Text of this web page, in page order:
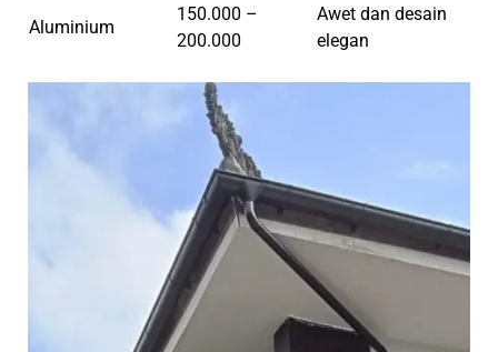
Aluminium
150.000 –
200.000
Awet dan desain
elegan